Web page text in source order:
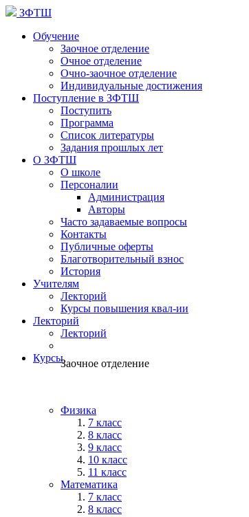
ЗФТШ
Обучение
Заочное отделение
Очное отделение
Очно-заочное отделение
Индивидуальные достижения
Поступление в ЗФТШ
Поступить
Программа
Список литературы
Задания прошлых лет
О ЗФТШ
О школе
Персоналии
Администрация
Авторы
Часто задаваемые вопросы
Контакты
Публичные оферты
Благотворительный взнос
История
Учителям
Лекторий
Курсы повышения квал-ии
Лекторий
Лекторий
КурсыЗаочное отделение
Физика
7 класс
8 класс
9 класс
10 класс
11 класс
Математика
7 класс
8 класс